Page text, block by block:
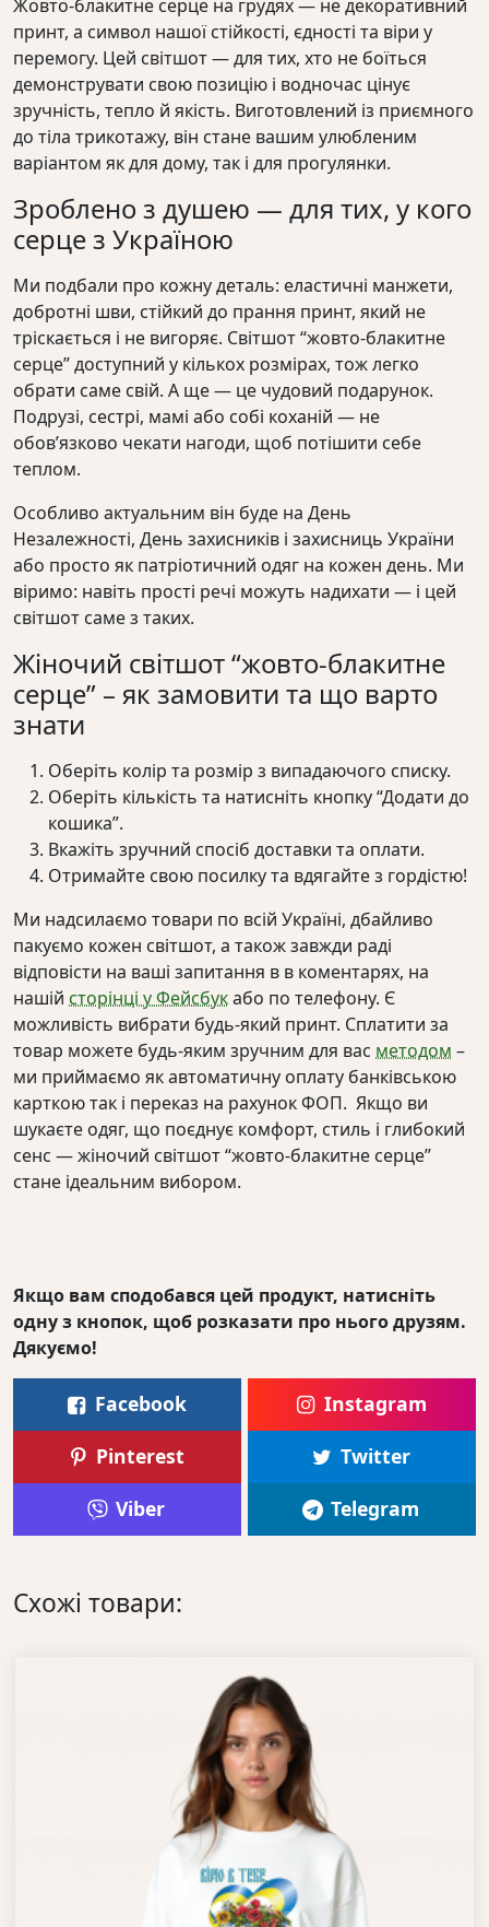
Жовто-блакитне серце на грудях — не декоративний
принт, а символ нашої стійкості, єдності та віри у
перемогу. Цей світшот — для тих, хто не боїться
демонструвати свою позицію і водночас цінує
зручність, тепло й якість. Виготовлений із приємного
до тіла трикотажу, він стане вашим улюбленим
варіантом як для дому, так і для прогулянки.
Зроблено з душею — для тих, у кого
серце з Україною
Ми подбали про кожну деталь: еластичні манжети,
добротні шви, стійкий до прання принт, який не
тріскається і не вигоряє. Світшот “жовто-блакитне
серце” доступний у кількох розмірах, тож легко
обрати саме свій. А ще — це чудовий подарунок.
Подрузі, сестрі, мамі або собі коханій — не
обов’язково чекати нагоди, щоб потішити себе
теплом.
Особливо актуальним він буде на День
Незалежності, День захисників і захисниць України
або просто як патріотичний одяг на кожен день. Ми
віримо: навіть прості речі можуть надихати — і цей
світшот саме з таких.
Жіночий світшот “жовто-блакитне
серце” – як замовити та що варто
знати
Оберіть колір та розмір з випадаючого списку.
Оберіть кількість та натисніть кнопку “Додати до
кошика”.
Вкажіть зручний спосіб доставки та оплати.
Отримайте свою посилку та вдягайте з гордістю!
Ми надсилаємо товари по всій Україні, дбайливо
пакуємо кожен світшот, а також завжди раді
відповісти на ваші запитання в в коментарях, на
нашій сторінці у Фейсбукабо по телефону. Є
можливість вибрати будь-який принт. Сплатити за
товар можете будь-яким зручним для вас методом –
ми приймаємо як автоматичну оплату банківською
карткою так і переказ на рахунок ФОП. Якщо ви
шукаєте одяг, що поєднує комфорт, стиль і глибокий
сенс — жіночий світшот “жовто-блакитне серце”
стане ідеальним вибором.
Якщо вам сподобався цей продукт, натисніть
одну з кнопок, щоб розказати про нього друзям.
Дякуємо!
Facebook
Instagram
Pinterest
Twitter
Viber
Telegram
Схожі товари: